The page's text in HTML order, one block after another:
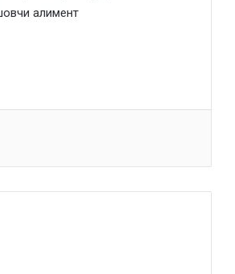
алимент